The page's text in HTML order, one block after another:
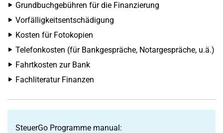
Grundbuchgebühren für die Finanzierung
Vorfälligkeitsentschädigung
Kosten für Fotokopien
Telefonkosten (für Bankgespräche, Notargespräche, u.ä.)
Fahrtkosten zur Bank
Fachliteratur Finanzen
SteuerGo Programme manual: